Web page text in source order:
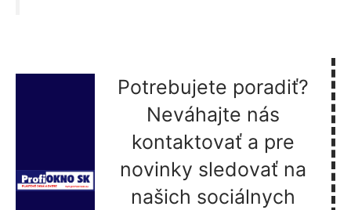
Potrebujete poradiť?
Neváhajte nás
kontaktovať a pre
novinky sledovať na
našich sociálnych